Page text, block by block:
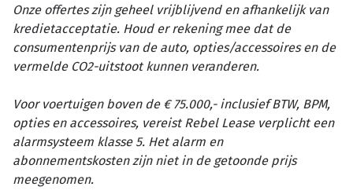
Onze offertes zijn geheel vrijblijvend en afhankelijk van
kredietacceptatie. Houd er rekening mee dat de
consumentenprijs van de auto, opties/accessoires en de
vermelde CO2-uitstoot kunnen veranderen.
Voor voertuigen boven de € 75.000,- inclusief BTW, BPM,
opties en accessoires, vereist Rebel Lease verplicht een
alarmsysteem klasse 5. Het alarm en
abonnementskosten zijn niet in de getoonde prijs
meegenomen.